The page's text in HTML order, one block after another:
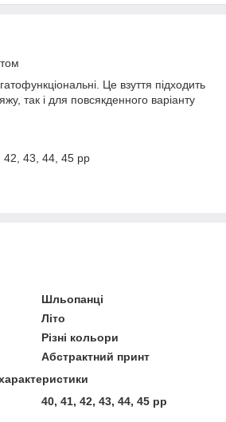
Це взуття підходить
так і для повсякденного варіанту
42, 43, 44, 45 рр
Шльопанці
Літо
Різні кольори
Абстрактний принт
40, 41, 42, 43, 44, 45 рр